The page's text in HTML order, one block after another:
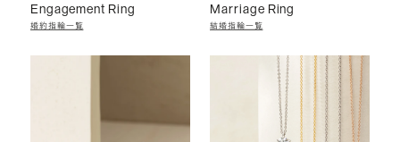
Engagement Ring
婚約指輪一覧
Marriage Ring
結婚指輪一覧